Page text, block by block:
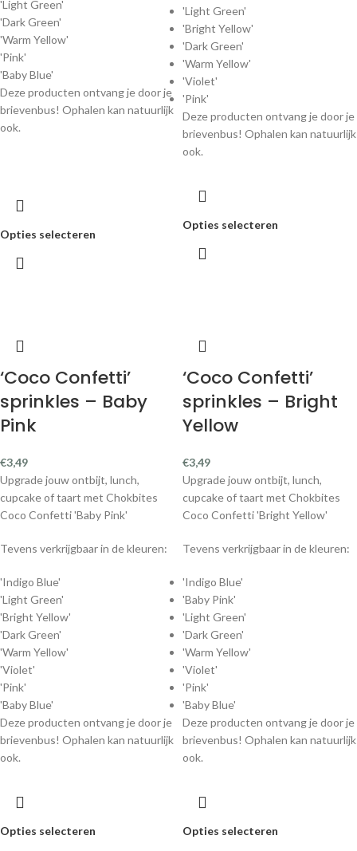
'Light Green'
'Dark Green'
'Warm Yellow'
'Pink'
'Baby Blue'
Deze producten ontvang je door je
brievenbus! Ophalen kan natuurlijk
ook.
Opties selecteren
'Light Green'
'Bright Yellow'
'Dark Green'
'Warm Yellow'
'Violet'
'Pink'
Deze producten ontvang je door je
brievenbus! Ophalen kan natuurlijk
ook.
Opties selecteren
‘Coco Confetti’
sprinkles – Baby
Pink
€3,49
Upgrade jouw ontbijt, lunch,
cupcake of taart met Chokbites
Coco Confetti 'Baby Pink'
Tevens verkrijgbaar in de kleuren:
'Indigo Blue'
'Light Green'
'Bright Yellow'
'Dark Green'
'Warm Yellow'
'Violet'
'Pink'
'Baby Blue'
Deze producten ontvang je door je
brievenbus! Ophalen kan natuurlijk
ook.
Opties selecteren
‘Coco Confetti’
sprinkles – Bright
Yellow
€3,49
Upgrade jouw ontbijt, lunch,
cupcake of taart met Chokbites
Coco Confetti 'Bright Yellow'
Tevens verkrijgbaar in de kleuren:
'Indigo Blue'
'Baby Pink'
'Light Green'
'Dark Green'
'Warm Yellow'
'Violet'
'Pink'
'Baby Blue'
Deze producten ontvang je door je
brievenbus! Ophalen kan natuurlijk
ook.
Opties selecteren